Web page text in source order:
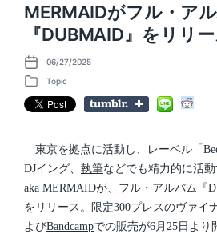
MERMAIDがフル・ア
『DUBMAID』をリリ
P
o
t
d
06/27/2025
P
o
s
n
Topic
東京を拠点に活動し、レーベル「
DJイング、 執筆などでも精力的に活
aka MERMAIDが、フル・アルバム『
をリリース。限定300プレスのヴァイ
よびBandcampでの販売が6月25日より